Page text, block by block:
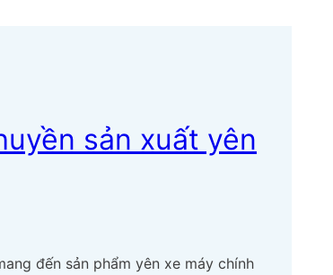
sản xuất yên
đến sản phẩm yên xe máy chính